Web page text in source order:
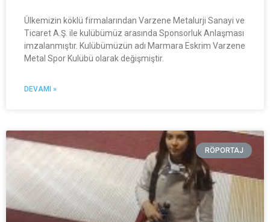
Ülkemizin köklü firmalarından Varzene Metalurji Sanayi ve
Ticaret A.Ş. ile kulübümüz arasında Sponsorluk Anlaşması
imzalanmıştır. Kulübümüzün adı Marmara Eskrim Varzene
Metal Spor Kulübü olarak değişmiştir.
DEVAMI »
RÖPORTAJ